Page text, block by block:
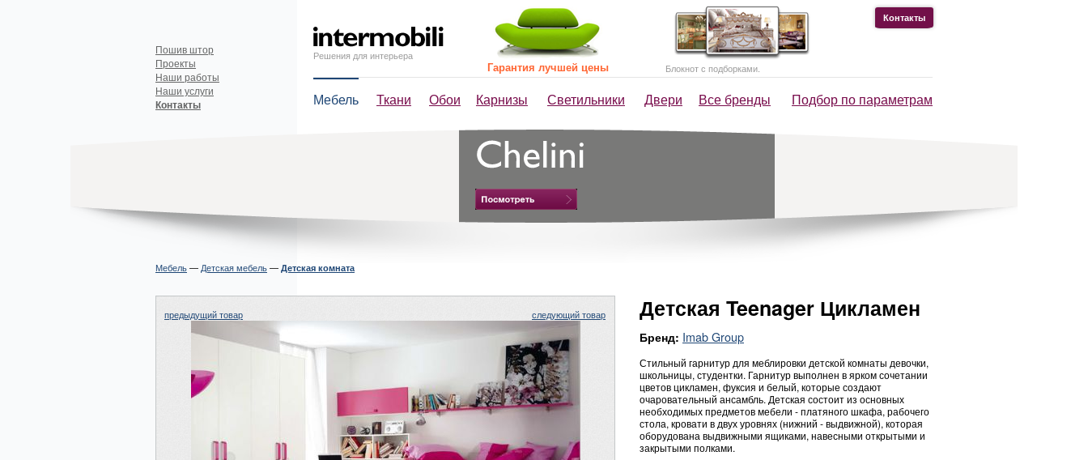
Решения для интерьера
Мебель Ткани Обои Карнизы Светильники Двери Все бренды Подбор по параметрам
Пошив штор
Проекты
Наши работы
Наши услуги
Контакты
Контакты
Гарантия лучшей цены Блокнот с подборками.
Мебель— Детская мебель— Детская комната
предыдущий товар следующий товар Детская Teenager Цикламен
Бренд: Imab Group
Стильный гарнитур для меблировки детской комнаты девочки,
школьницы, студентки. Гарнитур выполнен в ярком сочетании
цветов цикламен, фуксия и белый, которые создают
очаровательный ансамбль. Детская состоит из основных
необходимых предметов мебели - платяного шкафа, рабочего
стола, кровати в двух уровнях (нижний - выдвижной), которая
оборудована выдвижными ящиками, навесными открытыми и
закрытыми полками.